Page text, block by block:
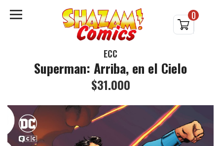
0
ECC
Superman: Arriba, en el Cielo
$31.000